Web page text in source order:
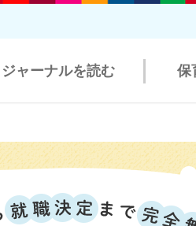
ジャーナルを読む 保